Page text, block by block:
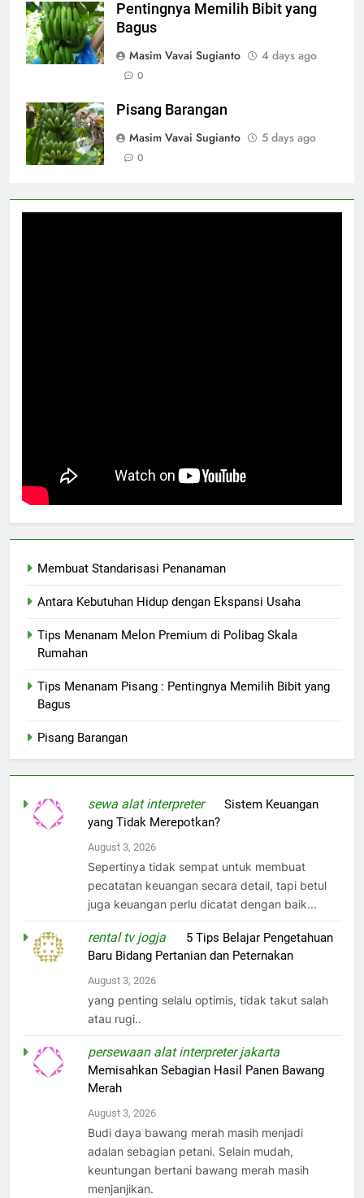
Pentingnya Memilih Bibit yang
Bagus
Masim Vavai Sugianto
4 days ago
0
Pisang Barangan
Masim Vavai Sugianto
5 days ago
0
Membuat Standarisasi Penanaman
Antara Kebutuhan Hidup dengan Ekspansi Usaha
Tips Menanam Melon Premium di Polibag Skala
Rumahan
Tips Menanam Pisang : Pentingnya Memilih Bibit yang
Bagus
Pisang Barangan
sewa alat interpreteronSistem Keuangan
yang Tidak Merepotkan?
August 3, 2026
Sepertinya tidak sempat untuk membuat
pecatatan keuangan secara detail, tapi betul
juga keuangan perlu dicatat dengan baik...
rental tv jogja
5 Tips Belajar Pengetahuan
Baru Bidang Pertanian dan Peternakan
August 3, 2026
yang penting selalu optimis, tidak takut salah
atau rugi..
persewaan alat interpreter jakarta
Memisahkan Sebagian Hasil Panen Bawang
Merah
August 3, 2026
Budi daya bawang merah masih menjadi
adalan sebagian petani. Selain mudah,
keuntungan bertani bawang merah masih
menjanjikan.